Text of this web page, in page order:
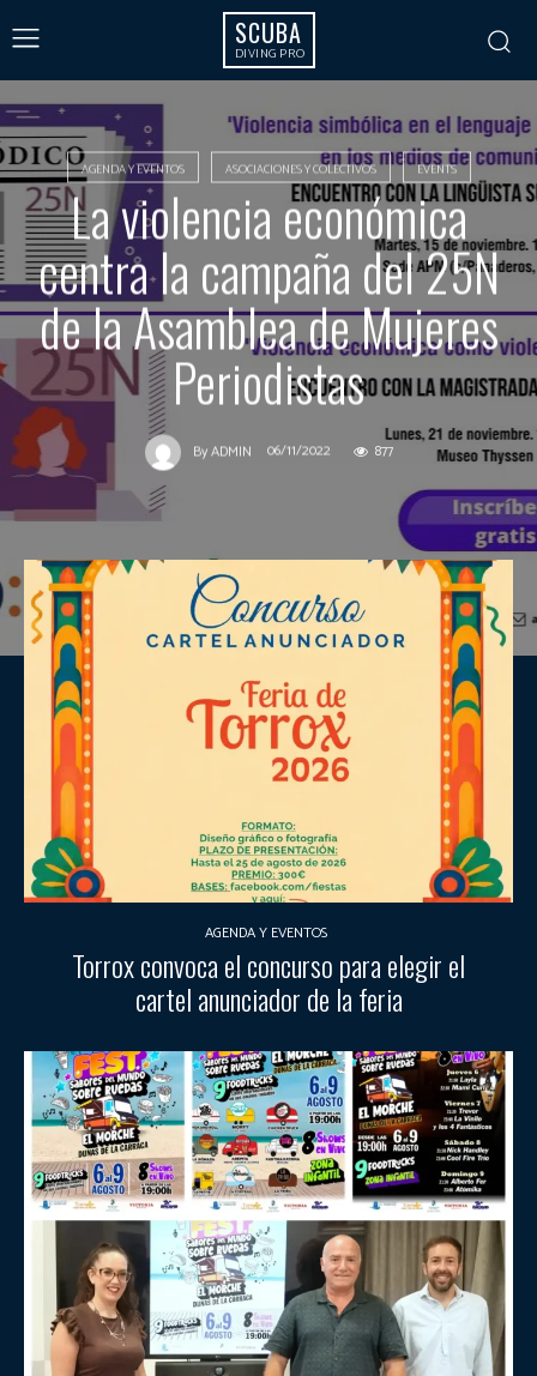
SCUBA
DIVING PRO
AGENDA Y EVENTOS ASOCIACIONES Y COLECTIVOS EVENTS
La violencia económica
centra la campaña del 25N
de la Asamblea de Mujeres
Periodistas
ByADMIN 06/11/2022 877
AGENDA Y EVENTOS
Torrox convoca el concurso para elegir el
cartel anunciador de la feria